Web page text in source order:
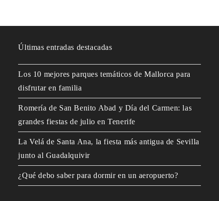
Últimas entradas destacadas
Los 10 mejores parques temáticos de Mallorca para
disfrutar en familia
Romería de San Benito Abad y Día del Carmen: las
grandes fiestas de julio en Tenerife
La Velá de Santa Ana, la fiesta más antigua de Sevilla
junto al Guadalquivir
¿Qué debo saber para dormir en un aeropuerto?